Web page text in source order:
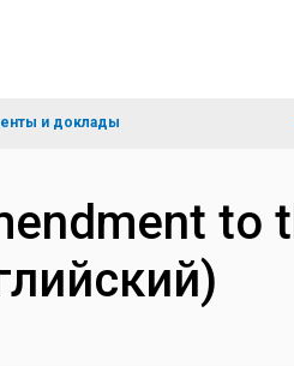
и доклады
to